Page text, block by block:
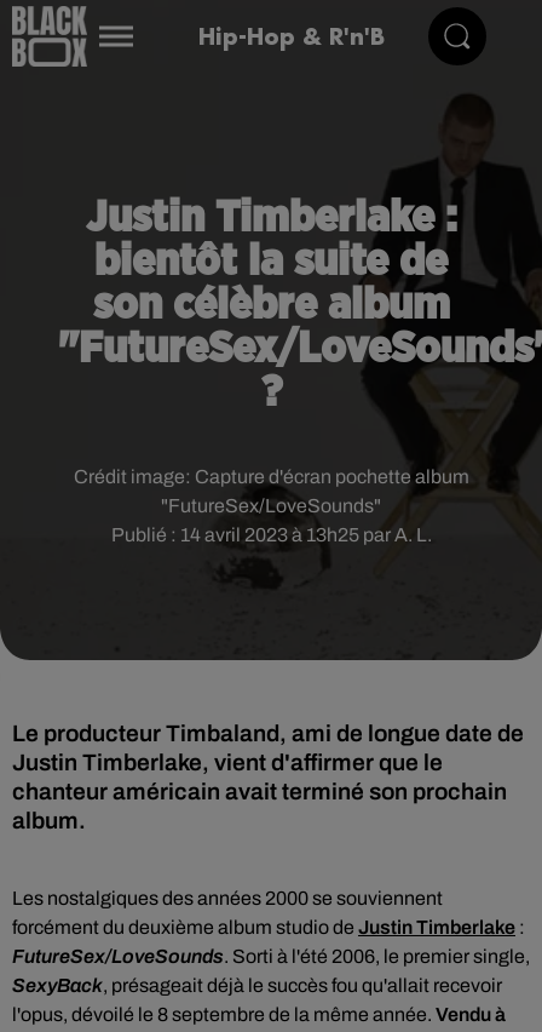
Hip-Hop & R'n'B
Justin Timberlake :
bientôt la suite de
son célèbre album
"FutureSex/
?
Publié : 14 avril 2023 à 13h25 par A. L.
Crédit image: Capture d'écran pochette album
"FutureSex/LoveSounds"
Le producteur Timbaland, ami de longue date de
Justin Timberlake, vient d'affirmer que le
chanteur américain avait terminé son prochain
album.
Les nostalgiques des années 2000 se souviennent
forcément du deuxième album studio de Justin Timberlake :
FutureSex/LoveSounds. Sorti à l'été 2006, le premier single,
SexyBack, présageait déjà le succès fou qu'allait recevoir
l'opus, dévoilé le 8 septembre de la même année. Vendu à